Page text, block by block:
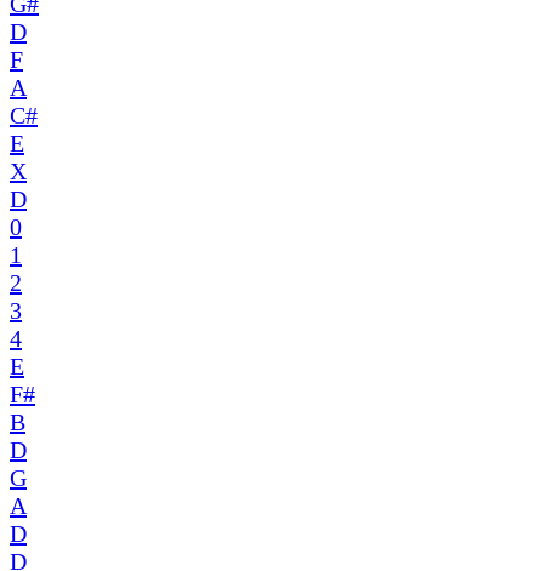
D
F
A
C#
E
X
D
0
1
2
3
4
E
F#
B
D
G
A
D
D